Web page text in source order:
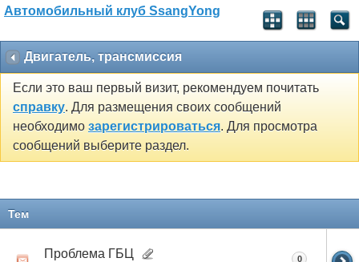
Автомобильный клуб SsangYong
Двигатель, трансмиссия
Если это ваш первый визит, рекомендуем почитать
справку. Для размещения своих сообщений
необходимо зарегистрироваться. Для просмотра
сообщений выберите раздел.
Тем
Проблема ГБЦ 0